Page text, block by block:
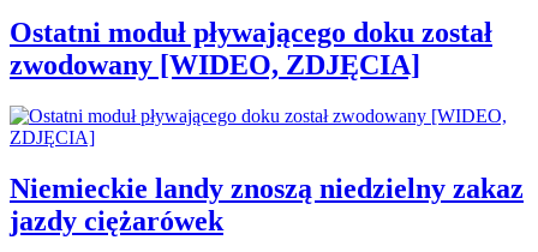
Ostatni moduł pływającego doku został
zwodowany [WIDEO, ZDJĘCIA]
Niemieckie landy znoszą niedzielny zakaz
jazdy ciężarówek